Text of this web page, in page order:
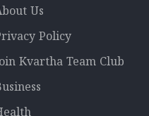
Us
Policy
Kvartha Team Club